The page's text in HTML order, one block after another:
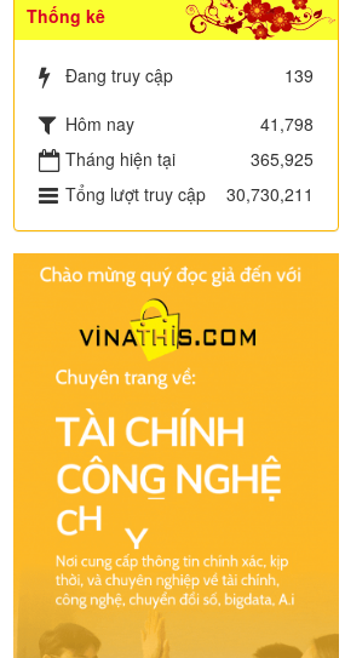
Thống kê
Đang truy cập
139
Hôm nay
41,798
Tháng hiện tại
365,925
Tổng lượt truy cập
30,730,211